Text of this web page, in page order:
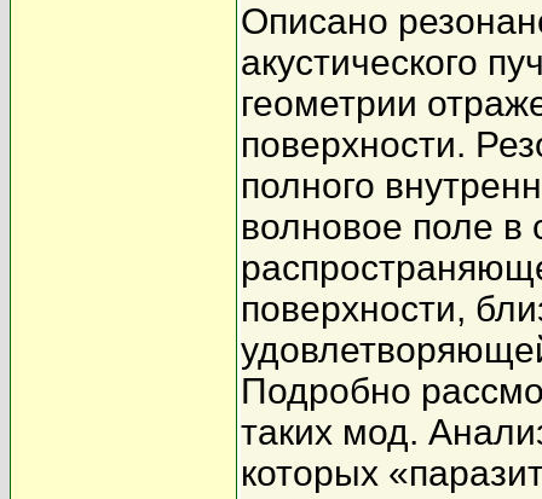
Описано
акустического
геометрии
поверхности.
полного
волновое поле в
поверхности,
Подробно
таких мод.
которых